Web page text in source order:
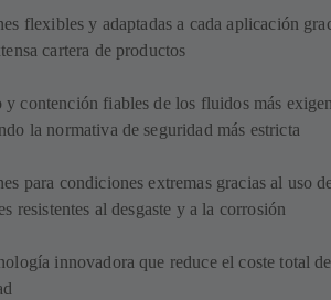
flexibles y adaptadas a cada aplicación
cartera de productos
y contención fiables de los fluidos más
la normativa de seguridad más estricta
para condiciones extremas gracias al uso
resistentes al desgaste y a la corrosión
innovadora que reduce el coste total de